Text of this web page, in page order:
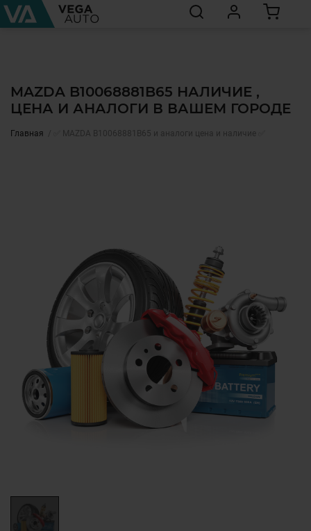
MAZDA B10068881B65 НАЛИЧИЕ ,
ЦЕНА И АНАЛОГИ В ВАШЕМ ГОРОДЕ
Главная ✅ MAZDA B10068881B65 и аналоги цена и наличие ✅